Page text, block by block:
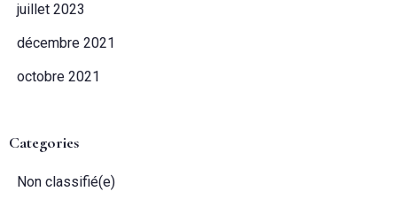
juillet 2023
décembre 2021
octobre 2021
Categories
Non classifié(e)